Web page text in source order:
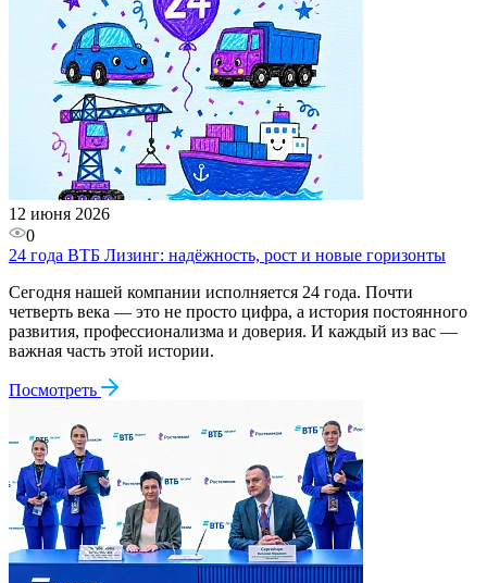
12 июня 2026
0
24 года ВТБ Лизинг: надёжность, рост и новые горизонты
Сегодня нашей компании исполняется 24 года. Почти
четверть века — это не просто цифра, а история постоянного
развития, профессионализма и доверия. И каждый из вас —
важная часть этой истории.
Посмотреть